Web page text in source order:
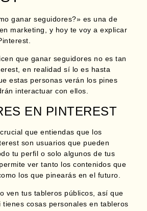
ganar seguidores?» es una de
marketing, y hoy te voy a explicar
que ganar seguidores no es tan
en realidad sí lo es hasta
estas personas verán los pines
interactuar con ellos.
EN PINTEREST
que entiendas que los
son usuarios que pueden
tu perfil o solo algunos de tus
ver tanto los contenidos que
los que pinearás en el futuro.
ven tus tableros públicos, así que
tienes cosas personales en tableros